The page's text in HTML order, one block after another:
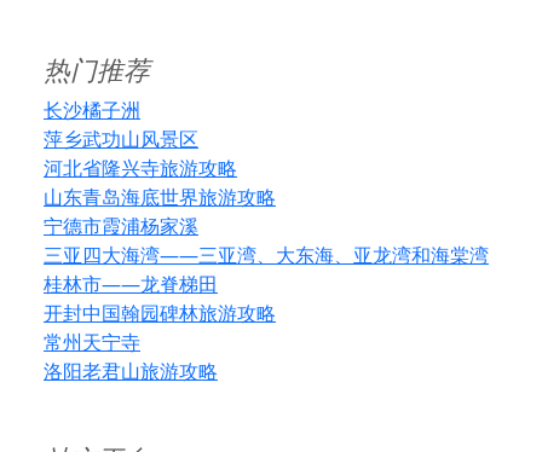
热门推荐
长沙橘子洲
萍乡武功山风景区
河北省隆兴寺旅游攻略
山东青岛海底世界旅游攻略
宁德市霞浦杨家溪
三亚四大海湾——三亚湾、大东海、亚龙湾和海棠湾
桂林市——龙脊梯田
开封中国翰园碑林旅游攻略
常州天宁寺
洛阳老君山旅游攻略